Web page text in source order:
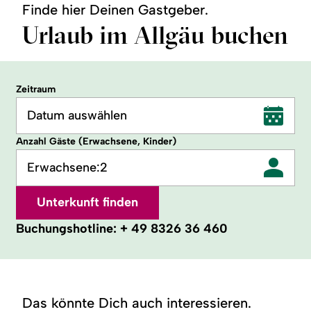
Finde hier Deinen Gastgeber.
Urlaub im Allgäu buchen
Zeitraum
Datum auswählen
Anzahl Gäste (Erwachsene, Kinder)
2
Erwachsene:
Unterkunft finden
Buchungshotline: + 49 8326 36 460
Das könnte Dich auch interessieren.